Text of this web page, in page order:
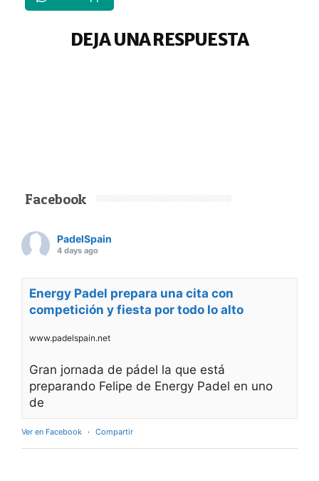
DEJA UNA RESPUESTA
Facebook
PadelSpain
4 days ago
Energy Padel prepara una cita con
competición y fiesta por todo lo alto
www.padelspain.net
Gran jornada de pádel la que está
preparando Felipe de Energy Padel en uno
de
Ver en Facebook · Compartir